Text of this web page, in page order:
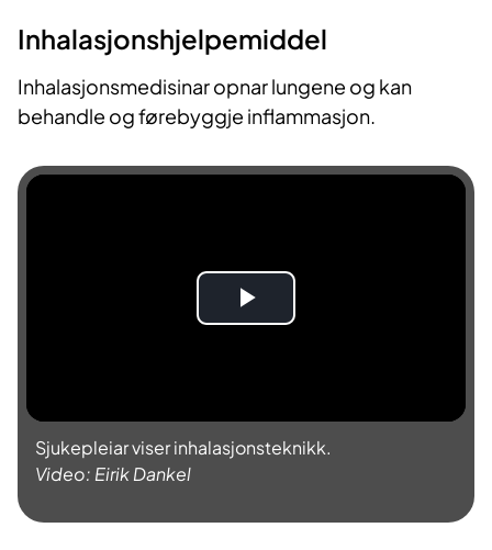
Inhalasjonshjelpemiddel
Inhalasjonsmedisinar opnar lungene og kan
behandle og førebyggje inflammasjon.
S
e
a
Sjukepleiar viser inhalasjonsteknikk.
Video: Eirik Dankel